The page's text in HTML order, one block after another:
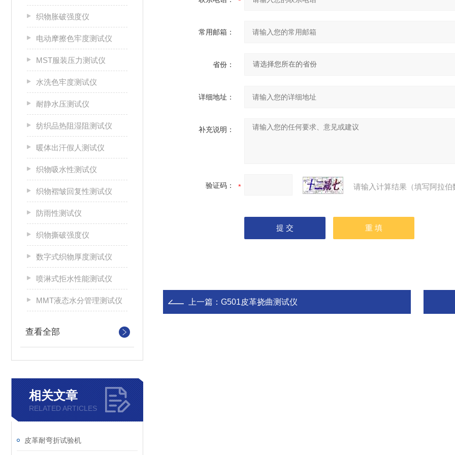
织物胀破强度仪
电动摩擦色牢度测试仪
MST服装压力测试仪
水洗色牢度测试仪
耐静水压测试仪
纺织品热阻湿阻测试仪
暖体出汗假人测试仪
织物吸水性测试仪
织物褶皱回复性测试仪
防雨性测试仪
织物撕破强度仪
数字式织物厚度测试仪
喷淋式拒水性能测试仪
MMT液态水分管理测试仪
查看全部
相关文章
RELATED ARTICLES
皮革耐弯折试验机
常用邮箱：
省份：
详细地址：
补充说明：
验证码： 请输入计算结果（填写阿拉
上一篇： G501皮革挠曲测试仪